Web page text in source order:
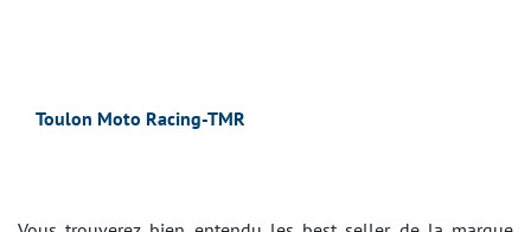
Toulon Moto Racing-TMR